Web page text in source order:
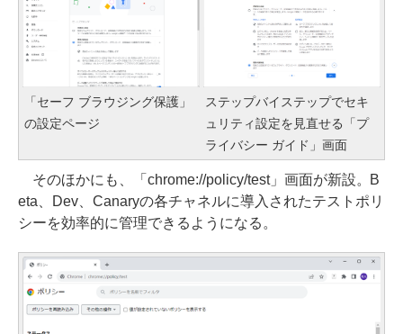
「セーフ ブラウジング保護」
の設定ページ
ステップバイステップでセキ
ュリティ設定を見直せる「プ
ライバシー ガイド」画面
そのほかにも、「chrome://policy/test」画面が新設。B
eta、Dev、Canaryの各チャネルに導入されたテストポリ
シーを効率的に管理できるようになる。